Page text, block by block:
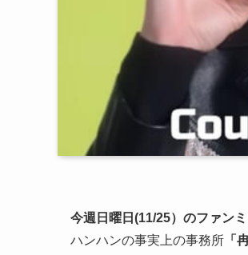
今週日曜日(11/25）のファンミ
ハンハンの事実上の事務所 「